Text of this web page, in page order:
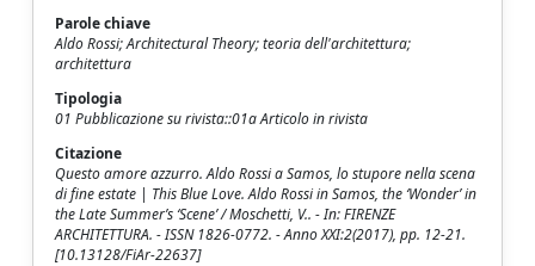
Parole chiave
Aldo Rossi; Architectural Theory; teoria dell'architettura;
architettura
Tipologia
01 Pubblicazione su rivista::01a Articolo in rivista
Citazione
Questo amore azzurro. Aldo Rossi a Samos, lo stupore nella scena
di fine estate | This Blue Love. Aldo Rossi in Samos, the ‘Wonder’ in
the Late Summer’s ‘Scene’ / Moschetti, V.. - In: FIRENZE
ARCHITETTURA. - ISSN 1826-0772. - Anno XXI:2(2017), pp. 12-21.
[10.13128/FiAr-22637]